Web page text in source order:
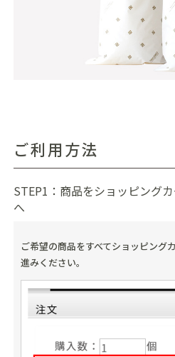
ご利用方法
STEP1：商品をショッピング
へ
ご希望の商品をすべてショッピング
進みください。